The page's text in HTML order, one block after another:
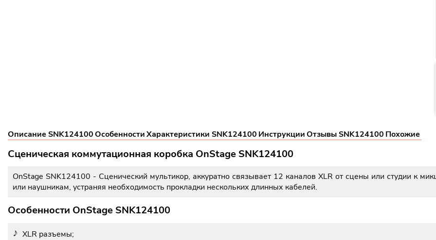
Описание SNK124100ОсобенностиХарактеристики SNK124100 ИнструкцииОтзывы SNK124100 Похожие
Сценическая коммутационная коробка OnStage SNK124100
OnStage SNK124100 - Сценический мультикор, аккуратно связывает 12 каналов XLR от сцены или студии к
или наушникам, устраняя необходимость прокладки нескольких длинных кабелей.
Особенности OnStage SNK124100
XLR разъемы;